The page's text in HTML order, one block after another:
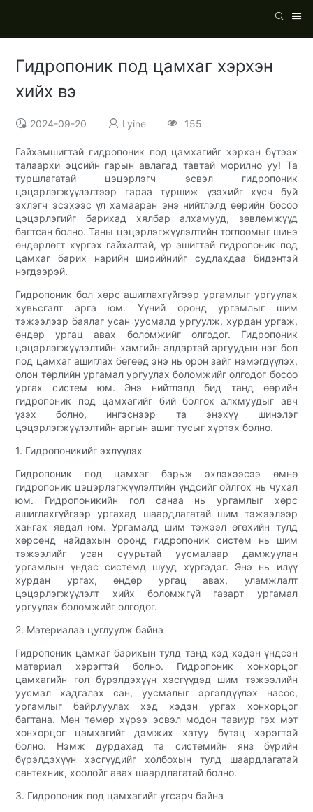
Гидропоник под цамхаг хэрхэн
хийх вэ
2024-09-20 Lyine 155
Гайхамшигтай гидропоник под цамхагийг хэрхэн бүтээх
талаархи эцсийн гарын авлагад тавтай морилно уу! Та
туршлагатай цэцэрлэгч эсвэл гидропоник
цэцэрлэгжүүлэлтээр гараа туршиж үзэхийг хүсч буй
эхлэгч эсэхээс үл хамааран энэ нийтлэлд өөрийн босоо
цэцэрлэгийг барихад хялбар алхамууд, зөвлөмжүүд
багтсан болно. Таны цэцэрлэгжүүлэлтийн тоглоомыг шинэ
өндөрлөгт хүргэх гайхалтай, үр ашигтай гидропоник под
цамхаг барих нарийн ширийнийг судлахдаа бидэнтэй
нэгдээрэй.
Гидропоник бол хөрс ашиглахгүйгээр ургамлыг ургуулах
хувьсгалт арга юм. Үүний оронд ургамлыг шим
тэжээлээр баялаг усан уусмалд ургуулж, хурдан ургаж,
өндөр ургац авах боломжийг олгодог. Гидропоник
цэцэрлэгжүүлэлтийн хамгийн алдартай аргуудын нэг бол
под цамхаг ашиглах бөгөөд энэ нь орон зайг нэмэгдүүлэх,
олон төрлийн ургамал ургуулах боломжийг олгодог босоо
ургах систем юм. Энэ нийтлэлд бид танд өөрийн
гидропоник под цамхагийг бий болгох алхмуудыг авч
үзэх болно, ингэснээр та энэхүү шинэлэг
цэцэрлэгжүүлэлтийн аргын ашиг тусыг хүртэх болно.
1. Гидропоникийг эхлүүлэх
Гидропоник под цамхаг барьж эхлэхээсээ өмнө
гидропоник цэцэрлэгжүүлэлтийн үндсийг ойлгох нь чухал
юм. Гидропоникийн гол санаа нь ургамлыг хөрс
ашиглахгүйгээр ургахад шаардлагатай шим тэжээлээр
хангах явдал юм. Ургамалд шим тэжээл өгөхийн тулд
хөрсөнд найдахын оронд гидропоник систем нь шим
тэжээлийг усан суурьтай уусмалаар дамжуулан
ургамлын үндэс системд шууд хүргэдэг. Энэ нь илүү
хурдан ургах, өндөр ургац авах, уламжлалт
цэцэрлэгжүүлэлт хийх боломжгүй газарт ургамал
ургуулах боломжийг олгодог.
2. Материалаа цуглуулж байна
Гидропоник цамхаг барихын тулд танд хэд хэдэн үндсэн
материал хэрэгтэй болно. Гидропоник хонхорцог
цамхагийн гол бүрэлдэхүүн хэсгүүдэд шим тэжээлийн
уусмал хадгалах сан, уусмалыг эргэлдүүлэх насос,
ургамлыг байрлуулах хэд хэдэн ургах хонхорцог
багтана. Мөн төмөр хүрээ эсвэл модон тавиур гэх мэт
хонхорцог цамхагийг дэмжих хатуу бүтэц хэрэгтэй
болно. Нэмж дурдахад та системийн янз бүрийн
бүрэлдэхүүн хэсгүүдийг холбохын тулд шаардлагатай
сантехник, хоолойг авах шаардлагатай болно.
3. Гидропоник под цамхагийг угсарч байна